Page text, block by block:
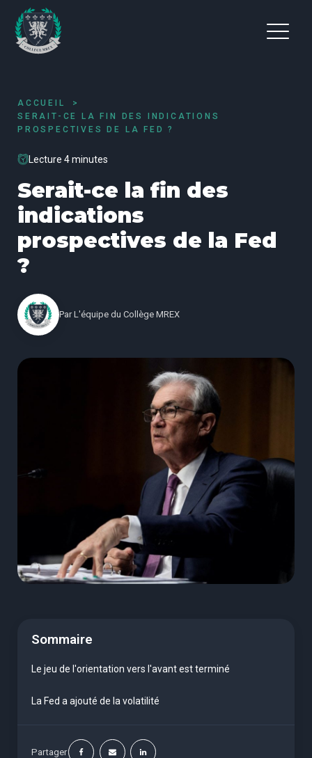
ACCUEIL
SERAIT-CE LA FIN DES INDICATIONS
PROSPECTIVES DE LA FED ?
Lecture 4 minutes
Serait-ce la fin des
indications
prospectives de la Fed
?
Par L'équipe du Collège MREX
Sommaire
Le jeu de l'orientation vers l'avant est terminé
La Fed a ajouté de la volatilité
Partager